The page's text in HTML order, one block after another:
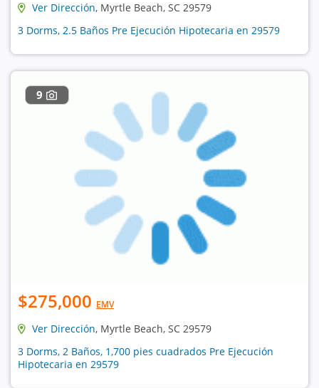
Ver Dirección, Myrtle Beach, SC 29579
3 Dorms, 2.5 Baños Pre Ejecución Hipotecaria en 29579
9
$275,000 EMV
Ver Dirección, Myrtle Beach, SC 29579
3 Dorms, 2 Baños, 1,700 pies cuadrados Pre Ejecución
Hipotecaria en 29579